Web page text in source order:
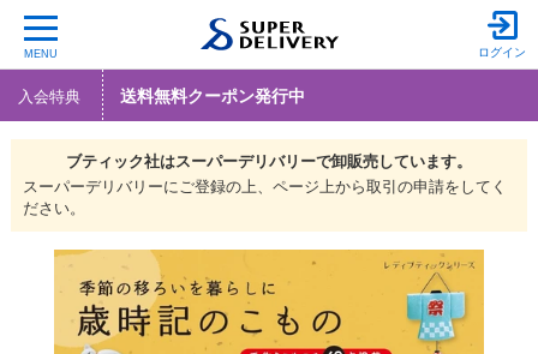
MENU ログイン
入会特典 送料無料クーポン発行中
ブティック社はスーパーデリバリーで卸販売しています。
スーパーデリバリーにご登録の上、ページ上から取引の申請をしてく
ださい。